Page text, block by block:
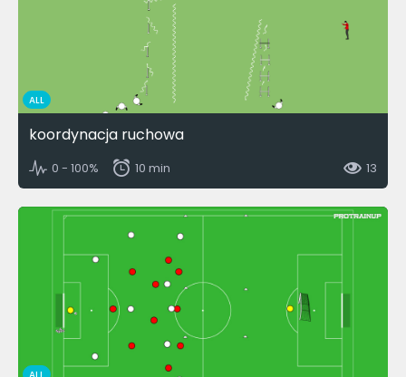
ALL
koordynacja ruchowa
0 - 100% 10 min 13